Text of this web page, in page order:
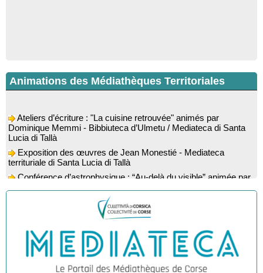
Animations des Médiathèques Territoriales
Dominique Memmi - Bibbiuteca d’Ulmetu / Mediateca di Santa
Lucia di Tallà
territuriale di Santa Lucia di Tallà
l’astrophysicien Paul Guerrini - Médiathèque - Pitretu è
Bicchisgià
Exposition des œuvres de Dominique Malberti Morin :
"Racines, peintures acryliques et aquarelles" - Mediateca
Animation : "Petits lecteurs" - Médiathèque - Pitretu è
Bicchisgià
Veillée de contes à la forêt enchantée "U Mondu ditu